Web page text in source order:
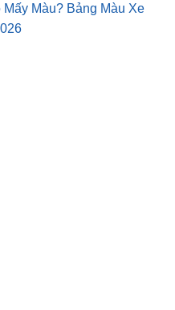
Màu? Bảng Màu Xe